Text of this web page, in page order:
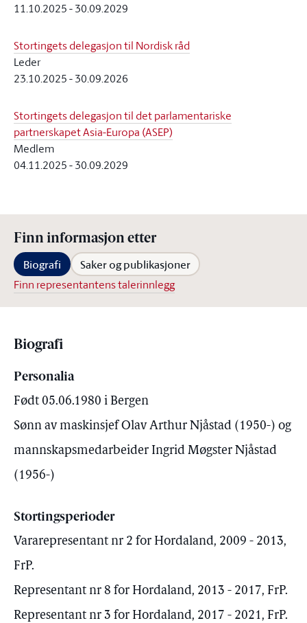
11.10.2025-30.09.2029
Stortingets delegasjon til Nordisk råd
Leder
23.10.2025-30.09.2026
Stortingets delegasjon til det parlamentariske
partnerskapet Asia-Europa (ASEP)
Medlem
04.11.2025-30.09.2029
Finn informasjon etter
Biografi Saker og publikasjoner
Finn representantens talerinnlegg
Biografi
Personalia
Født 05.06.1980 i Bergen
Sønn av maskinsjef Olav Arthur Njåstad (1950-) og
mannskapsmedarbeider Ingrid Møgster Njåstad
(1956-)
Stortingsperioder
Vararepresentant nr 2 for Hordaland, 2009 - 2013,
FrP.
Representant nr 8 for Hordaland, 2013 - 2017, FrP.
Representant nr 3 for Hordaland, 2017 - 2021, FrP.